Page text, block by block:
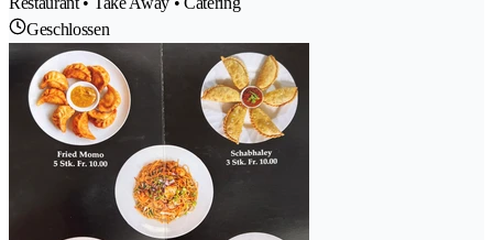
Geschlossen